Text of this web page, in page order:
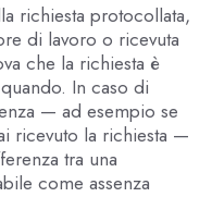
richiesta protocollata,
di lavoro o ricevuta
che la richiesta è
In caso di
— ad esempio se
ricevuto la richiesta —
tra una
come assenza